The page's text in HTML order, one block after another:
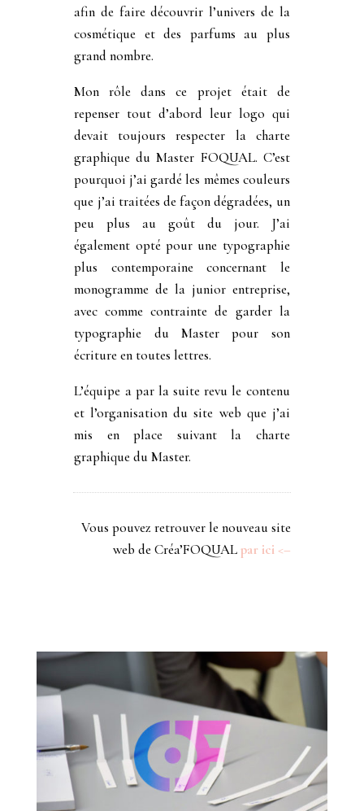
afin de faire découvrir l’univers de la
cosmétique et des parfums au plus
grand nombre.
Mon rôle dans ce projet était de
repenser tout d’abord leur logo qui
devait toujours respecter la charte
graphique du Master FOQUAL. C’est
pourquoi j’ai gardé les mêmes couleurs
que j’ai traitées de façon dégradées, un
peu plus au goût du jour. J’ai
également opté pour une typographie
plus contemporaine concernant le
monogramme de la junior entreprise,
avec comme contrainte de garder la
typographie du Master pour son
écriture en toutes lettres.
L’équipe a par la suite revu le contenu
et l’organisation du site web que j’ai
mis en place suivant la charte
graphique du Master.
Vous pouvez retrouver le nouveau site
web de Créa’FOQUAL par ici <–